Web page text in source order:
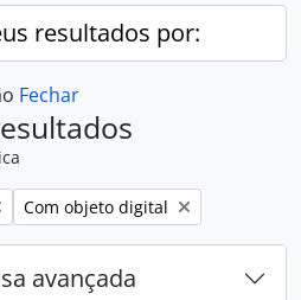
resultados por:
Fechar
Remover filtro:
Com objeto digital
avançada